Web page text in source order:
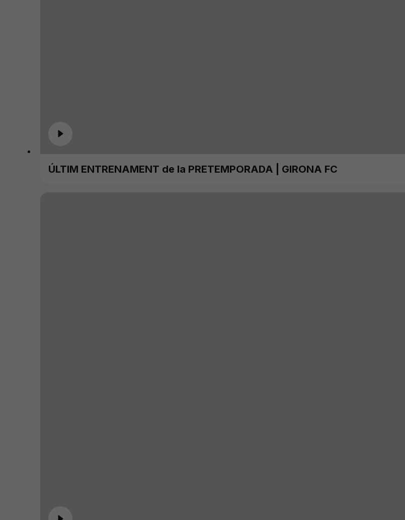
ÚLTIM ENTRENAMENT de la PRETEMPORADA | GIRONA FC